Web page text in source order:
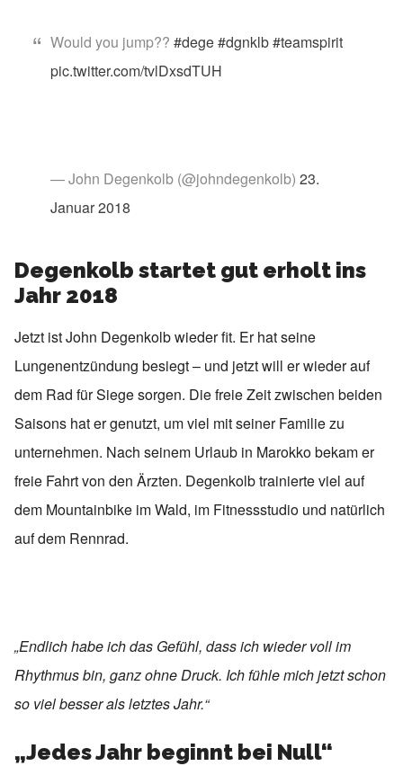
Would you jump?? #dege#dgnklb#teamspirit
pic.twitter.com/tvlDxsdTUH
— John Degenkolb (@johndegenkolb) 23.
Januar 2018
Degenkolb startet gut erholt ins
Jahr 2018
Jetzt ist John Degenkolb wieder fit. Er hat seine
Lungenentzündung besiegt – und jetzt will er wieder auf
dem Rad für Siege sorgen. Die freie Zeit zwischen beiden
Saisons hat er genutzt, um viel mit seiner Familie zu
unternehmen. Nach seinem Urlaub in Marokko bekam er
freie Fahrt von den Ärzten. Degenkolb trainierte viel auf
dem Mountainbike im Wald, im Fitnessstudio und natürlich
auf dem Rennrad.
„Endlich habe ich das Gefühl, dass ich wieder voll im
Rhythmus bin, ganz ohne Druck. Ich fühle mich jetzt schon
so viel besser als letztes Jahr.“
„Jedes Jahr beginnt bei Null“